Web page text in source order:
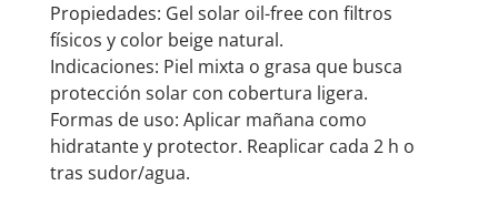
Propiedades: Gel solar oil-free con filtros
físicos y color beige natural.
Indicaciones: Piel mixta o grasa que busca
protección solar con cobertura ligera.
Formas de uso: Aplicar mañana como
hidratante y protector. Reaplicar cada 2 h o
tras sudor/agua.